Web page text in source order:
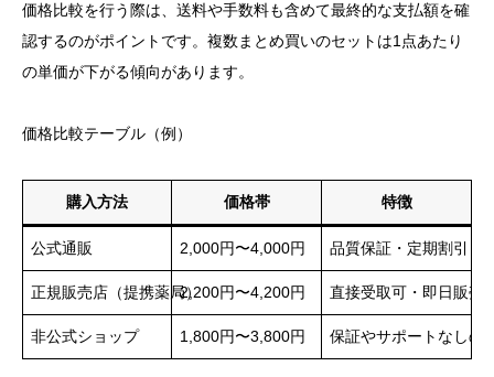
価格比較を行う際は、送料や手数料も含めて最終的な支払額を確
認するのがポイントです。複数まとめ買いのセットは1点あたり
の単価が下がる傾向があります。
価格比較テーブル（例）
購入方法 価格帯 特徴
公式通販 2,000円〜4,000円 品質保証・定期割引
正規販売店（提携薬局）2,200円〜4,200円 直接受取可・即日販売
非公式ショップ 1,800円〜3,800円 保証やサポートなしの